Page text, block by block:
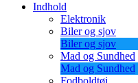
Indhold
Elektronik
Biler og sjov
Biler og sjov
Mad og Sundhed
Mad og Sundhed
Fodboldtøj